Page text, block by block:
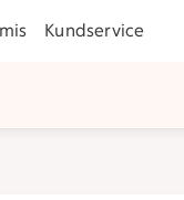
Kundservice